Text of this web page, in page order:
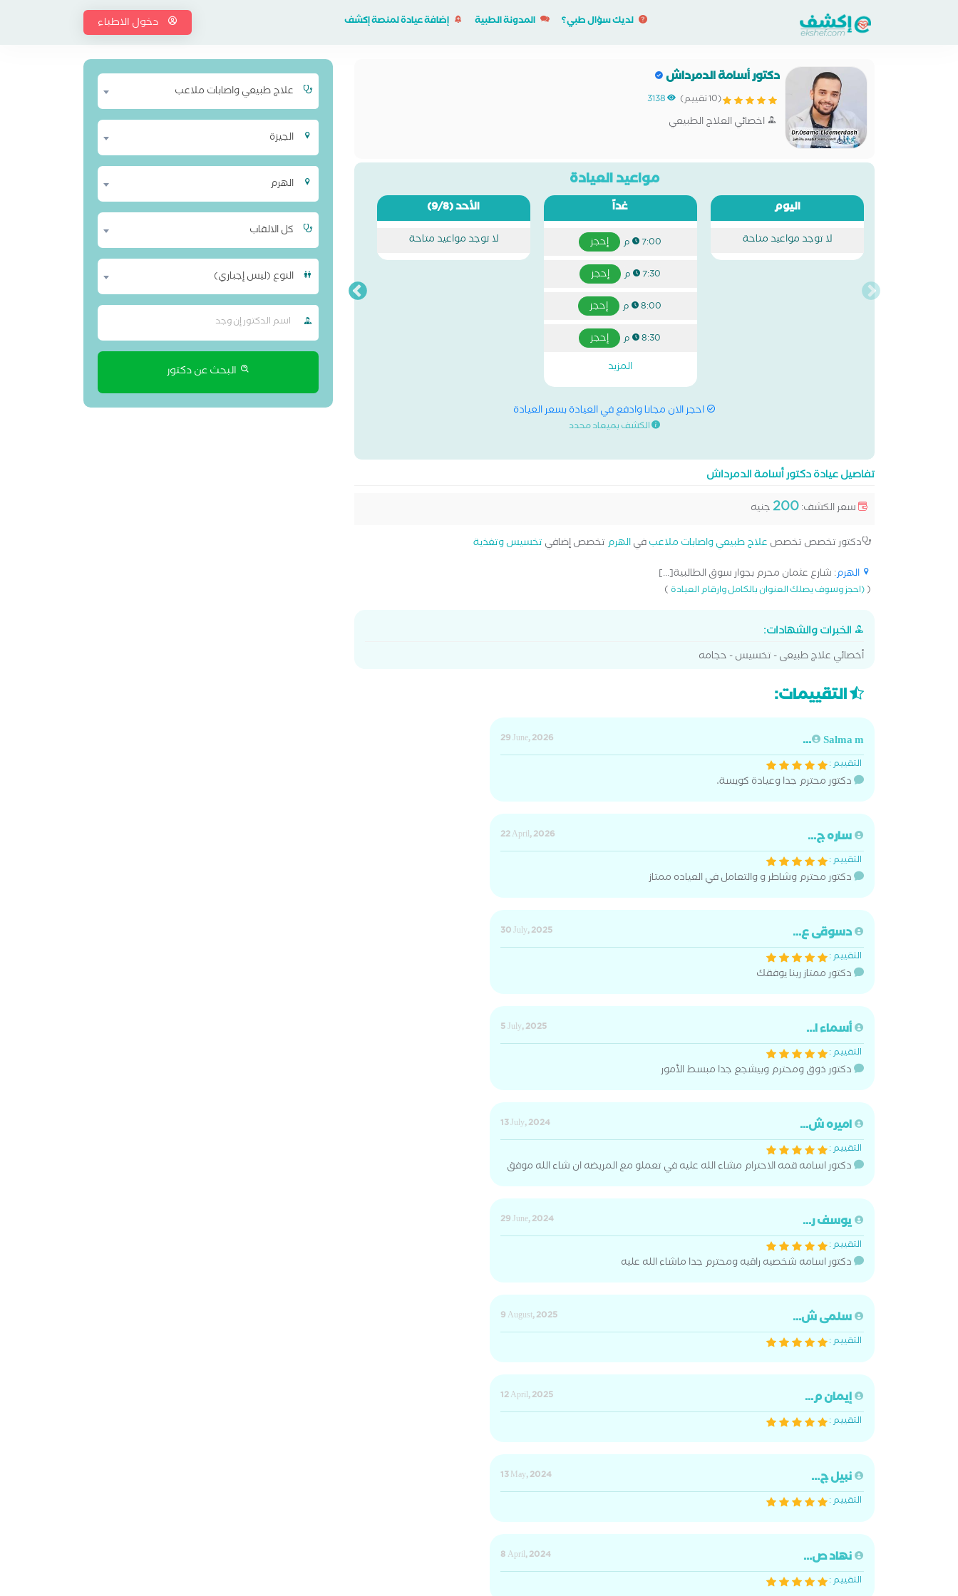
لديك سؤال طبي؟ المدونة الطبية إضافة عيادة لمنصة إكشف دخول الاطباء
دكتور أسامة الدمرداش
(10 تقييم) 3138
اخصائي العلاج الطبيعي
مواعيد العيادة
اليوم
لا توجد مواعيد متاحة
غداً
7:00 م إحجز
7:30 م إحجز
8:00 م إحجز
8:30 م
إحجز
المزيد
الأحد(9/8)
لا توجد مواعيد متاحة
احجز الان مجانا وادفع في العيادة بسعر العيادة
الكشف بميعاد محدد
تفاصيل عيادة دكتور أسامة الدمرداش
سعر الكشف:200جنيه
دكتور تخصص تخصص علاج طبيعي واصابات ملاعبفيالهرم تخصص إضافي تخسيس وتغذية
الهرم: شارع عثمان محرم بجوار سوق الطالبية[...]
((احجز وسوف يصلك العنوان بالكامل وارقام العيادة)
الخبرات والشهادات:
أخصائي علاج طبيعى - تخسيس - حجامه
علاج طبيعي واصابات ملاعب
الجيزة
الهرم
كل الالقاب
النوع (ليس إجباري)
البحث عن دكتور
التقييمات:
Salma m...
29 June, 2026
التقييم :
دكتور محترم جدا وعيادة كويسة،
ساره ج...
22 April, 2026
التقييم :
دكتور محترم وشاطر و والتعامل في العياده ممتاز
دسوقى ع...
30 July, 2025
التقييم :
دكتور ممتاز ربنا يوفقك
أسماء ا...
5 July, 2025
التقييم :
دكتور ذوق ومحترم وبيشجع جدا مبسط الأمور
اميره ش...
13 July, 2024
التقييم :
دكتور اسامه قمه الاحترام مشاء الله عليه في تعملو مع المريضه ان شاء الله موفق
يوسف ر...
29 June, 2024
التقييم :
دكتور اسامه شخصيه راقيه ومحترم جدا ماشاء الله عليه
سلمى ش...
9 August, 2025
التقييم :
إيمان م...
12 April, 2025
التقييم :
نبيل ج...
13 May, 2024
التقييم :
نهاد ص...
8 April, 2024
التقييم :